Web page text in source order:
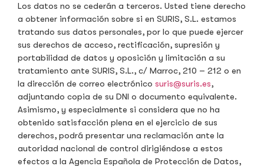
Los datos no se cederán a terceros. Usted tiene derecho
a obtener información sobre si en SURIS, S.L. estamos
tratando sus datos personales, por lo que puede ejercer
sus derechos de acceso, rectificación, supresión y
portabilidad de datos y oposición y limitación a su
tratamiento ante SURIS, S.L., c/ Marroc, 210 – 212 o en
la dirección de correo electrónico suris@suris.es,
adjuntando copia de su DNI o documento equivalente.
Asimismo, y especialmente si considera que no ha
obtenido satisfacción plena en el ejercicio de sus
derechos, podrá presentar una reclamación ante la
autoridad nacional de control dirigiéndose a estos
efectos a la Agencia Española de Protección de Datos,